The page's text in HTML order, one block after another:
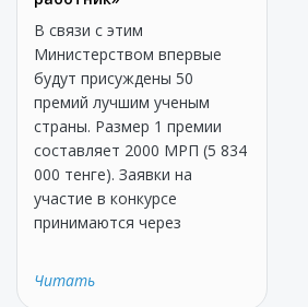
В связи с этим
Министерством впервые
будут присуждены 50
премий лучшим ученым
страны. Размер 1 премии
составляет 2000 МРП (5 834
000 тенге). Заявки на
участие в конкурсе
принимаются через
Читать